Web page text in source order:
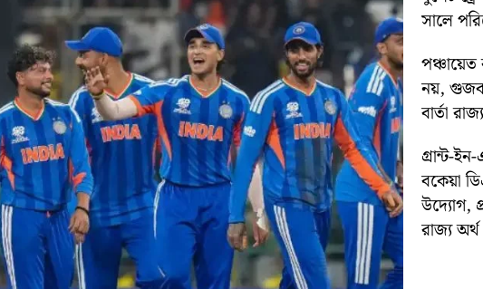
সালে
নয়, গুজব
বার্তা
গ্রান্ট-
বকেয়া
উদ্যোগ,
রাজ্য